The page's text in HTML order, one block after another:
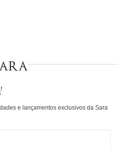
e lançamentos exclusivos da Sara